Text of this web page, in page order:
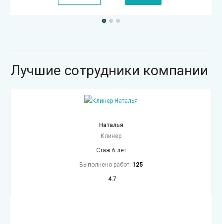
Лучшие сотрудники компании
Наталья
Клинер
Стаж 6 лет
Выполнено работ: 125
4.7